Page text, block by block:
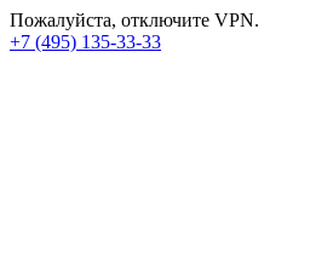
Пожалуйста, отключите VPN.
+7 (495) 135-33-33